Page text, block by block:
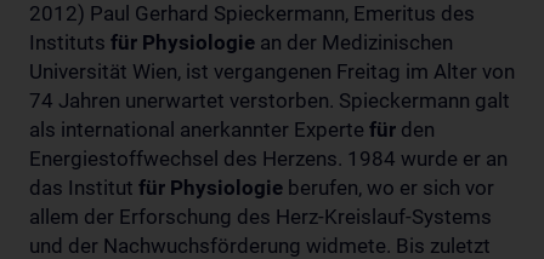
2012) Paul Gerhard Spieckermann, Emeritus des
Instituts für Physiologie an der Medizinischen
Universität Wien, ist vergangenen Freitag im Alter von
74 Jahren unerwartet verstorben. Spieckermann galt
als international anerkannter Experte für den
Energiestoffwechsel des Herzens. 1984 wurde er an
das Institut für Physiologie berufen, wo er sich vor
allem der Erforschung des Herz-Kreislauf-Systems
und der Nachwuchsförderung widmete. Bis zuletzt